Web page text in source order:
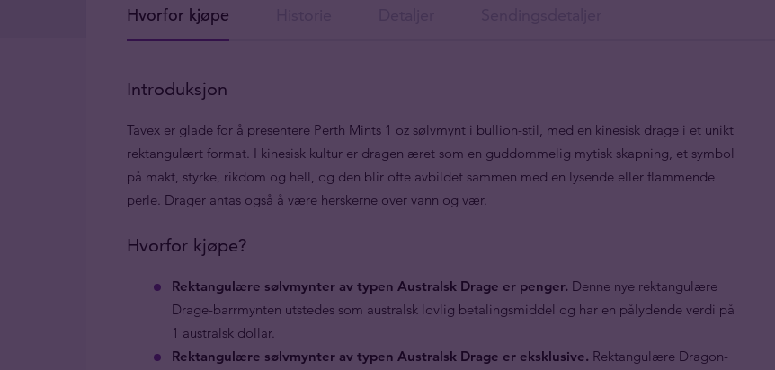
Hvorfor kjøpe
Introduksjon
Tavex er glade for å presentere Perth Mints 1 oz sølvmynt i bullion-stil, med en kinesisk drage i et unikt
rektangulært format. I kinesisk kultur er dragen æret som en guddommelig mytisk skapning, et symbol
på makt, styrke, rikdom og hell, og den blir ofte avbildet sammen med en lysende eller flammende
perle. Drager antas også å være herskerne over vann og vær.
Hvorfor kjøpe?
Rektangulære sølvmynter av typen Australsk Drage er penger. Denne nye rektangulære
Drage-barrmynten utstedes som australsk lovlig betalingsmiddel og har en pålydende verdi på
1 australsk dollar.
Rektangulære sølvmynter av typen Australsk Drage er eksklusive. Rektangulære Dragon-